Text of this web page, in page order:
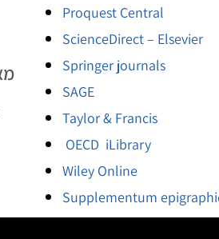
Proquest Central
ScienceDirect – Elsevier
Springer journals
SAGE
Taylor & Francis
OECD iLibrary
Wiley Online
Supplementum